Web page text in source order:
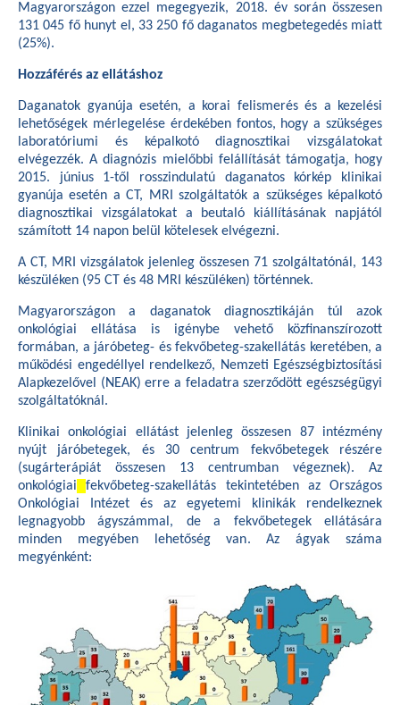
Magyarországon ezzel megegyezik, 2018. év során összesen
131 045 fő hunyt el, 33 250 fő daganatos megbetegedés miatt
(25%).
Hozzáférés az ellátáshoz
Daganatok gyanúja esetén, a korai felismerés és a kezelési
lehetőségek mérlegelése érdekében fontos, hogy a szükséges
laboratóriumi és képalkotó diagnosztikai vizsgálatokat
elvégezzék. A diagnózis mielőbbi felállítását támogatja, hogy
2015. június 1-től rosszindulatú daganatos kórkép klinikai
gyanúja esetén a CT, MRI szolgáltatók a szükséges képalkotó
diagnosztikai vizsgálatokat a beutaló kiállításának napjától
számított 14 napon belül kötelesek elvégezni.
A CT, MRI vizsgálatok jelenleg összesen 71 szolgáltatónál, 143
készüléken (95 CT és 48 MRI készüléken) történnek.
Magyarországon a daganatok diagnosztikáján túl azok
onkológiai ellátása is igénybe vehető közfinanszírozott
formában, a járóbeteg- és fekvőbeteg-szakellátás keretében, a
működési engedéllyel rendelkező, Nemzeti Egészségbiztosítási
Alapkezelővel (NEAK) erre a feladatra szerződött egészségügyi
szolgáltatóknál.
Klinikai onkológiai ellátást jelenleg összesen 87 intézmény
nyújt járóbetegek, és 30 centrum fekvőbetegek részére
(sugárterápiát összesen 13 centrumban végeznek). Az
onkológiai
fekvőbeteg-szakellátás tekintetében az Országos
Onkológiai Intézet és az egyetemi klinikák rendelkeznek
legnagyobb ágyszámmal, de a fekvőbetegek ellátására
minden megyében lehetőség van. Az ágyak száma
megyénként: